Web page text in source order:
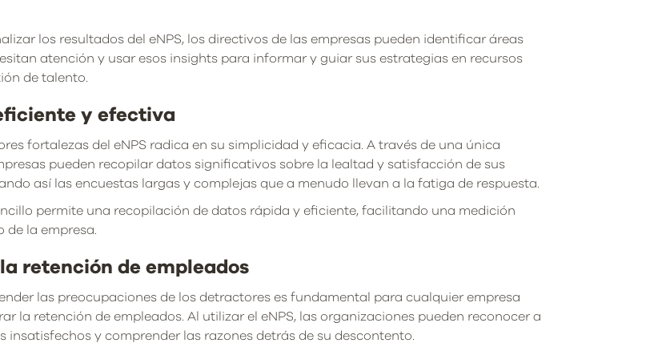
los resultados del eNPS, los directivos de las empresas pueden identificar áreas
atención y usar esos insights para informar y guiar sus estrategias en recursos
de talento.
y efectiva
fortalezas del eNPS radica en su simplicidad y eficacia. A través de una única
pueden recopilar datos significativos sobre la lealtad y satisfacción de sus
así las encuestas largas y complejas que a menudo llevan a la fatiga de respuesta.
permite una recopilación de datos rápida y eficiente, facilitando una medición
de la empresa.
retención de empleados
las preocupaciones de los detractores es fundamental para cualquier empresa
la retención de empleados. Al utilizar el eNPS, las organizaciones pueden reconocer a
insatisfechos y comprender las razones detrás de su descontento.